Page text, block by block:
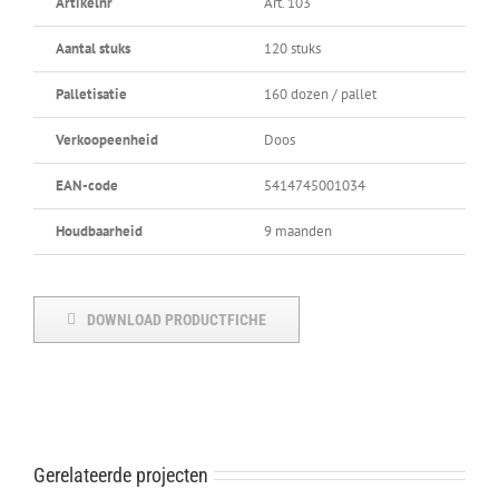
Aantal stuks 120 stuks
Palletisatie 160 dozen / pallet
Verkoopeenheid Doos
EAN-code 5414745001034
Houdbaarheid 9 maanden
DOWNLOAD PRODUCTFICHE
Gerelateerde projecten